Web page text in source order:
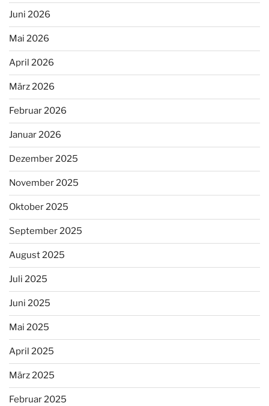
Juni 2026
Mai 2026
April 2026
März 2026
Februar 2026
Januar 2026
Dezember 2025
November 2025
Oktober 2025
September 2025
August 2025
Juli 2025
Juni 2025
Mai 2025
April 2025
März 2025
Februar 2025